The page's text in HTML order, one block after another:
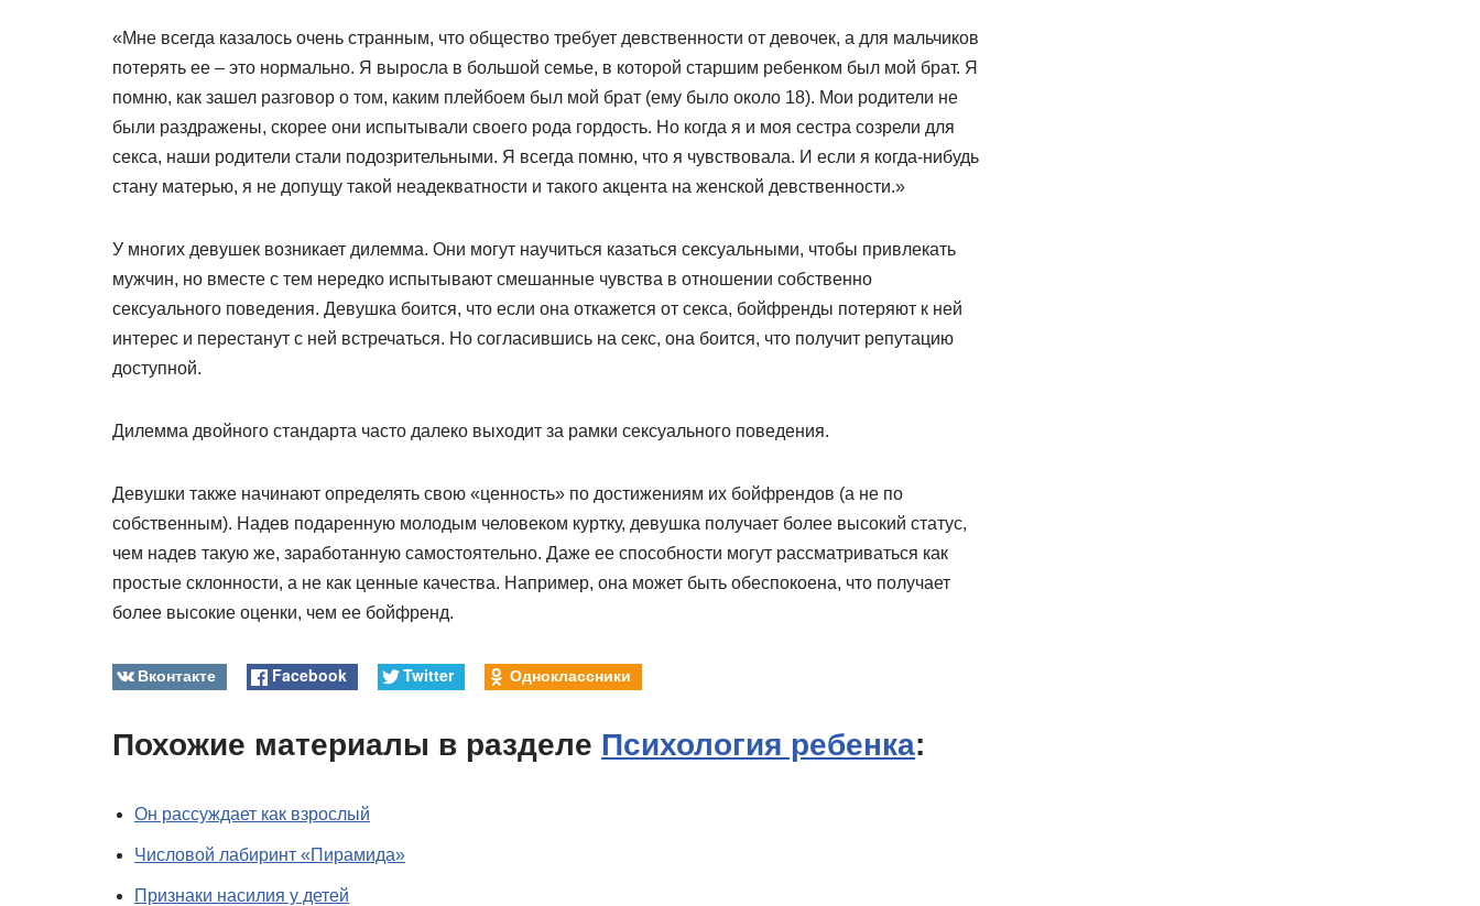
«Мне всегда казалось очень странным, что общество требует девственности от девочек, а для мальчиков
потерять ее – это нормально. Я выросла в большой семье, в которой старшим ребенком был мой брат. Я
помню, как зашел разговор о том, каким плейбоем был мой брат (ему было около 18). Мои родители не
были раздражены, скорее они испытывали своего рода гордость. Но когда я и моя сестра созрели для
секса, наши родители стали подозрительными. Я всегда помню, что я чувствовала. И если я когда-нибудь
стану матерью, я не допущу такой неадекватности и такого акцента на женской девственности.»
У многих девушек возникает дилемма. Они могут научиться казаться сексуальными, чтобы привлекать
мужчин, но вместе с тем нередко испытывают смешанные чувства в отношении собственно
сексуального поведения. Девушка боится, что если она откажется от секса, бойфренды потеряют к ней
интерес и перестанут с ней встречаться. Но согласившись на секс, она боится, что получит репутацию
доступной.
Дилемма двойного стандарта часто далеко выходит за рамки сексуального поведения.
Девушки также начинают определять свою «ценность» по достижениям их бойфрендов (а не по
собственным). Надев подаренную молодым человеком куртку, девушка получает более высокий статус,
чем надев такую же, заработанную самостоятельно. Даже ее способности могут рассматриваться как
простые склонности, а не как ценные качества. Например, она может быть обеспокоена, что получает
более высокие оценки, чем ее бойфренд.
Вконтакте Facebook Twitter Одноклассники
Похожие материалы в разделе Психология ребенка:
Он рассуждает как взрослый
Числовой лабиринт «Пирамида»
Признаки насилия у детей